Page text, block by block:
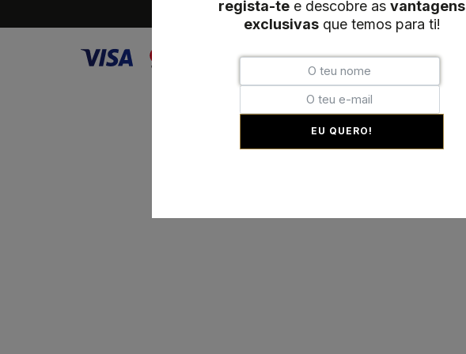
regista-te e descobre as vantagens
exclusivasque temos para ti!
EU QUERO!